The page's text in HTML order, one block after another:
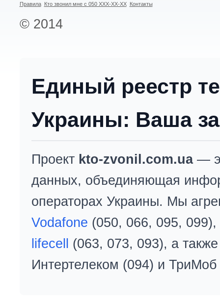
Правила Кто звонил мне с 050 XXX-XX-XX Контакты
© 2014
Единый реестр
Украины: Ваша
Проект kto-zvonil.com.ua—
данных, объединяющая
операторах Украины. Мы
Vodafone (050, 066, 095, 099),
lifecell
(063, 073, 093), а
Интертелеком (094) и ТриМоб